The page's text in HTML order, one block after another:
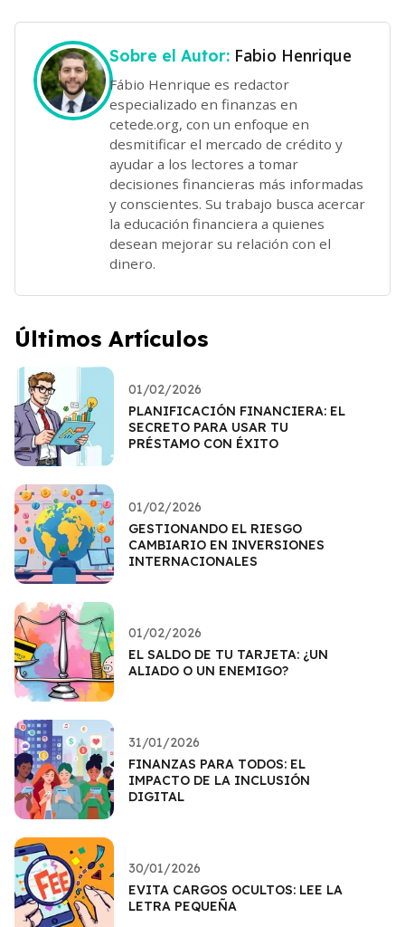
Sobre el Autor: Fabio Henrique
Fábio Henrique es redactor
especializado en finanzas en
cetede.org, con un enfoque en
desmitificar el mercado de crédito y
ayudar a los lectores a tomar
decisiones financieras más informadas
y conscientes. Su trabajo busca acercar
la educación financiera a quienes
desean mejorar su relación con el
dinero.
Últimos Artículos
01/02/2026
PLANIFICACIÓN FINANCIERA: EL
SECRETO PARA USAR TU
PRÉSTAMO CON ÉXITO
01/02/2026
GESTIONANDO EL RIESGO
CAMBIARIO EN INVERSIONES
INTERNACIONALES
01/02/2026
EL SALDO DE TU TARJETA: ¿UN
ALIADO O UN ENEMIGO?
31/01/2026
FINANZAS PARA TODOS: EL
IMPACTO DE LA INCLUSIÓN
DIGITAL
30/01/2026
EVITA CARGOS OCULTOS: LEE LA
LETRA PEQUEÑA